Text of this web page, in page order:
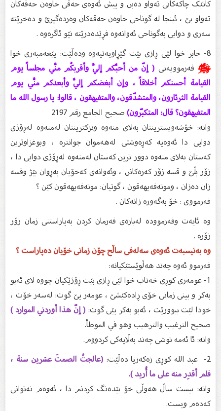
کاتێک چاکەکانى تەواو دەبن و پیش ئەوەى حەقى خاوەن حەقەکان
تەواو بێ ، ئینجا لە گوناحى خاوەن حەقەکان وەردەگیرێ و دەخرێتە
سەرى و دوایی بەگوناحى ئەوانەوە فڕێدەدرێتە نێو ئاگرەوە .
ﷺفەرموویەتی( إنّ من أحبِّكم إليَّ وأقربكُم منَّي مجلساً يوم
القيامة أحسنكم أخلاقاً ، وإن أبغضكم إليَّ وأبعدكم منَّي يوم
القيامة الثرثارون، والمتشدّقون، والمتفيهقون ، قالوا: يا رسول الله ما
المتفيهقون؟ قال: المتكبّرون)صحيح الجامع رقم 2197
واتە: خۆشەویسترینتان بەلای منەوە ونزکترینتان لەمنەوە لەڕۆژی
دوایی دا ئەوەیە کەڕەوشتی لەهەموان جوانترە ، وبوغزاوترین
کەستان بەلای منەوە دوور ترین کەستان لەمنەوە لەڕۆژی دوایی دا ،
زۆر بڵێ و قسە زۆر کەرەکانن ، وئەوانەی کەخۆیان بەڕوان بێژ وقسە
زان دەزان ، وموتەفەیهەقون ، گوتیان: موتەفەیهەقون کێن ؟
فەرمووی : خۆ بەگەورە زانەکان .
وە ئایەت وفەرموودە لەبارەی فەرمان کردن بەپاراستنی زمان زۆر
زۆرە .
وە بەنیسبەت ئەوەی سەلەفی ساڵح چۆن زمانی خۆیان دەپاراست ؟
فەرموو ئەوە چەند هەڵوێستێکیانە:
1- عومەری کوڕی خەتاب خوا لێی ڕازی بێت ڕۆژێکیان چووە لای ئەبو
بەکر و بینی زمانی خۆی ڕادەکێشێ ، عومەر پێ گوت: لەسەر خۆت ،
خودا لێت ببوورێت ، ئەبو بەکر پێی گوت:( إنّ هذا أوردني الموارد )
صحيح الترغيب والترهيب وهو في الموطأ.
واتە: ئا ئەمە توشی چەند بەڵایەکی کردووم.
(عالجتُ الصمتَ عشرين سنة ،
فلم أقدِر منه على ما أُريد ).
واتە: بیست ساڵ هەوڵی خۆ بێدەنگ کردنم دا ، ئەوەم نەتوانی
کەدەم ویست.